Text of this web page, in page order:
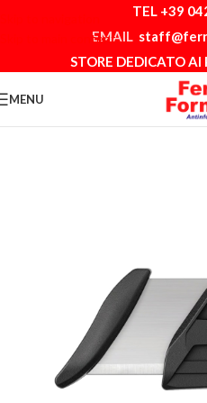
Skip to main content
TEL +39
EMAIL
STORE DEDICATO AI
MENU